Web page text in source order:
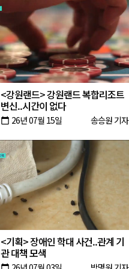
<강원랜드> 강원랜드 복합리조트
변신..시간이 없다
calendar_today 26년 07월 15일 송승원 기자
<기획> 장애인 학대 사건..관계 기
관 대책 모색